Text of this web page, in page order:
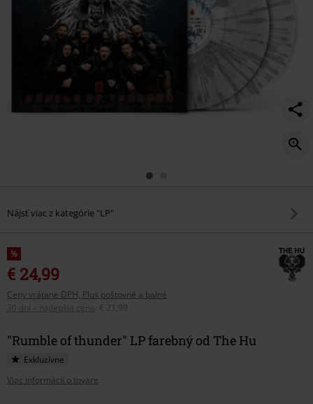
Nájsť viac z kategórie "LP"
%
€ 24,99
Ceny vrátane DPH, Plus poštovné a balné
30 dní – najlepšia cena
€ 21,99
"Rumble of thunder" LP farebný od The Hu
Exkluzívne
Viac informácií o tovare